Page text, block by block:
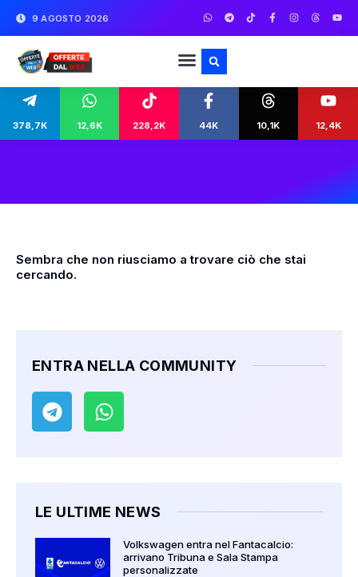
9 AGOSTO 2026
378,7K 12,6K 228,2K 44K 10,1K 12,4K
Sembra che non riusciamo a trovare ciò che stai
cercando.
ENTRA NELLA COMMUNITY
LE ULTIME NEWS
Volkswagen entra nel Fantacalcio:
arrivano Tribuna e Sala Stampa
personalizzate